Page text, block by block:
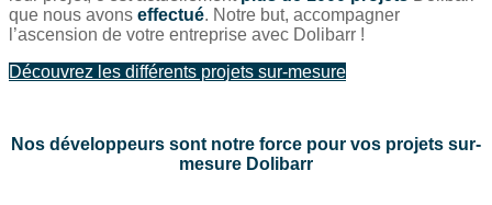
que nous avons effectué. Notre but, accompagner
l’ascension de votre entreprise avec Dolibarr !
Découvrez les différents projets sur-mesure
Nos développeurs sont notre force pour vos projets sur-
mesure Dolibarr